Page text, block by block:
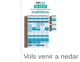
Vols venir a